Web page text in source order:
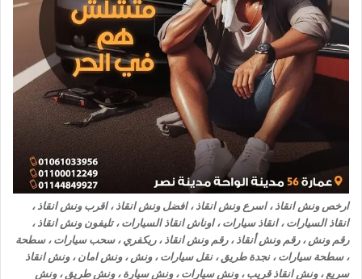
ارخص ونش انقاذ ، اسرع ونش انقاذ ، افضل ونش انقاذ ، اقرب ونش انقاذ ،
انقاذ السيارات ، انقاذ سيارات ، اوناش انقاذ السيارات ، تليفون ونش انقاذ ،
رقم ونش ، رقم ونش أنقاذ ، رقم ونش انقاذ ، ريكفري ، سحب سيارات ، سطحة
، سطحة سيارات ، نجدة طريق ، نقل سيارات ، ونش ، ونش امان ، ونش انقاذ
سريع ، ونش انقاذ قريب ، ونش سيارات ، ونش سيارة ، ونش طريق ، ونش